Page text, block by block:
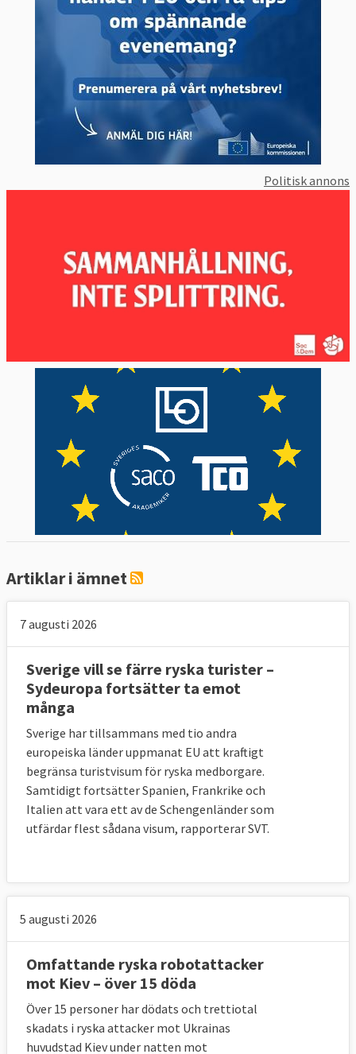
Politisk annons
Artiklar i ämnet
7 augusti 2026
Sverige vill se färre ryska turister –
Sydeuropa fortsätter ta emot
många
Sverige har tillsammans med tio andra
europeiska länder uppmanat EU att kraftigt
begränsa turistvisum för ryska medborgare.
Samtidigt fortsätter Spanien, Frankrike och
Italien att vara ett av de Schengenländer som
utfärdar flest sådana visum, rapporterar SVT.
5 augusti 2026
Omfattande ryska robotattacker
mot Kiev – över 15 döda
Över 15 personer har dödats och trettiotal
skadats i ryska attacker mot Ukrainas
huvudstad Kiev under natten mot